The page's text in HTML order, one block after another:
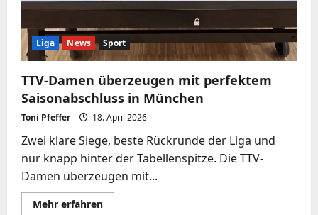
Liga News Sport
TTV-Damen überzeugen mit perfektem
Saisonabschluss in München
Toni Pfeffer 18. April 2026
Zwei klare Siege, beste Rückrunde der Liga und
nur knapp hinter der Tabellenspitze. Die TTV-
Damen überzeugen mit...
Mehr erfahrenMehr